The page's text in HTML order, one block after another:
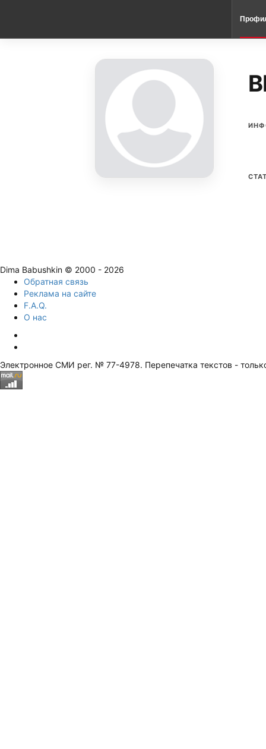
Dima Babushkin © 2000 - 2026
Обратная связь
Реклама на сайте
F.A.Q.
О нас
Электронное СМИ рег. № 77-4978. Перепечатка текстов -